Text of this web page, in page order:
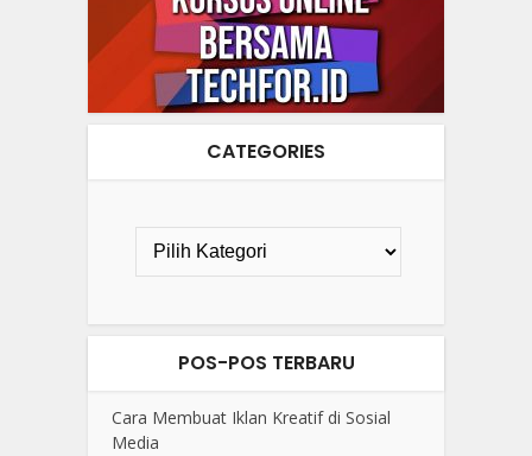
CATEGORIES
POS-POS TERBARU
Cara Membuat Iklan Kreatif di Sosial
Media